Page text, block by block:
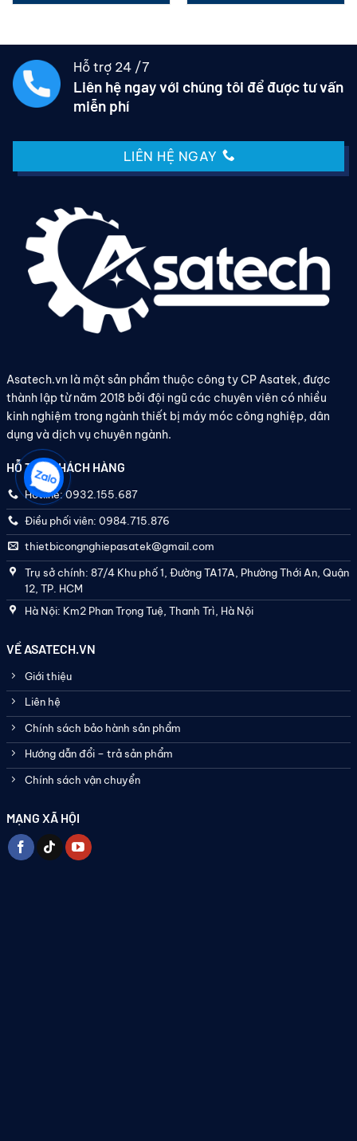
Hỗ trợ 24 /7
Liên hệ ngay với chúng tôi để được tư vấn
miễn phí
LIÊN HỆ NGAY
Asatech.vn là một sản phẩm thuộc công ty CP Asatek, được
thành lập từ năm 2018 bởi đội ngũ các chuyên viên có nhiều
kinh nghiệm trong ngành thiết bị máy móc công nghiệp, dân
dụng và dịch vụ chuyên ngành.
HỖ TRỢ KHÁCH HÀNG
Hotline: 0932.155.687
Điều phối viên: 0984.715.876
thietbicongnghiepasatek@gmail.com
Trụ sở chính: 87/4 Khu phố 1, Đường TA17A, Phường Thới An, Quận
12, TP. HCM
Hà Nội: Km2 Phan Trọng Tuệ, Thanh Trì, Hà Nội
VỀ ASATECH.VN
Giới thiệu
Liên hệ
Chính sách bảo hành sản phẩm
Hướng dẫn đổi – trả sản phẩm
Chính sách vận chuyển
MẠNG XÃ HỘI